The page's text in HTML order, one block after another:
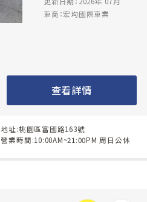
車商：宏均國際車業
查看詳情
地址:桃園區富國路163號
營業時間:10:00AM~21:00PM 周日公休